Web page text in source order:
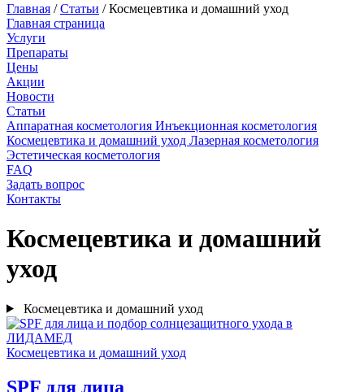
Главная /Статьи /Космецевтика и домашний уход
Главная страница
Услуги
Препараты
Цены
Акции
Новости
Статьи
Аппаратная косметология Инъекционная косметология
Космецевтика и домашний уход Лазерная косметология
Эстетическая косметология
FAQ
Задать вопрос
Контакты
Космецевтика и домашний
уход
Космецевтика и домашний уход
Космецевтика и домашний уход
SPF для лица